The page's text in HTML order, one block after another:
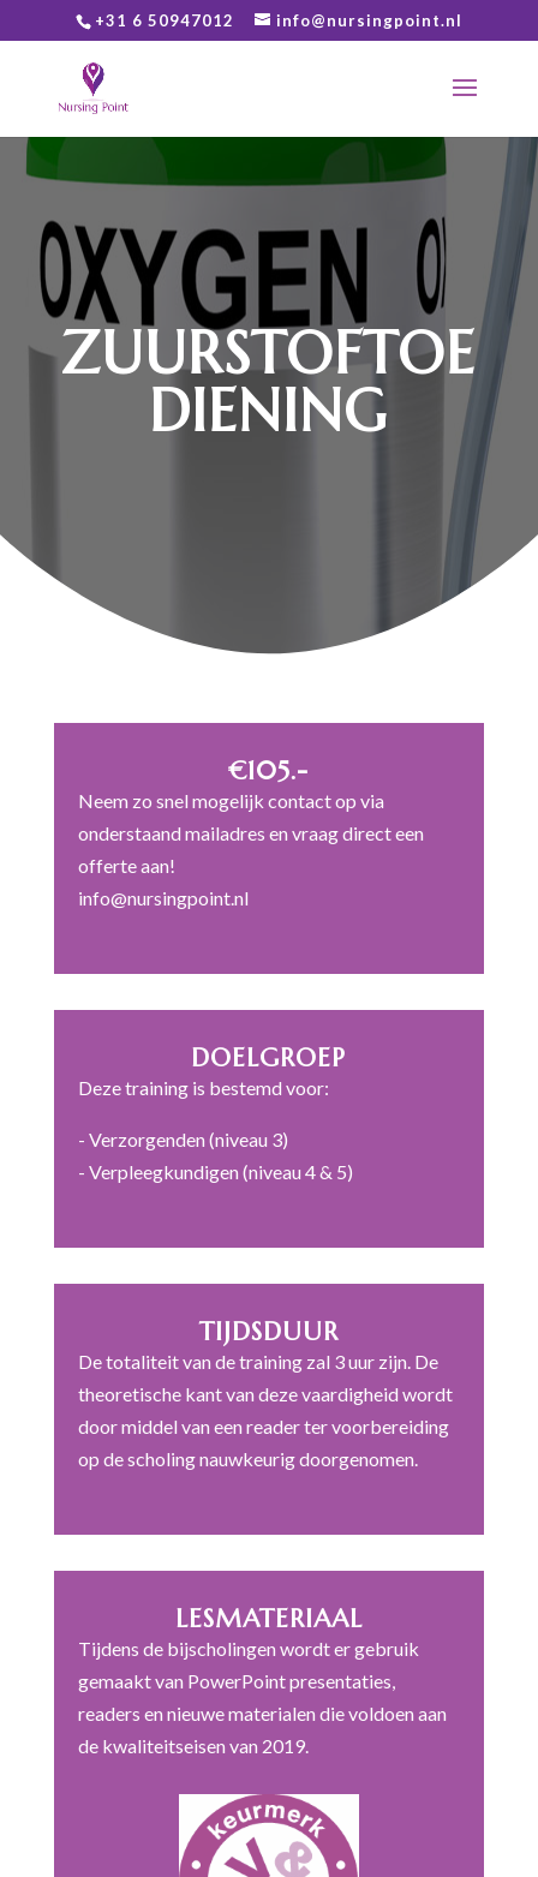
+31 6 50947012 info@nursingpoint.nl
ZUURSTOFTOE
DIENING
€105.-
Neem zo snel mogelijk contact op via
onderstaand mailadres en vraag direct een
offerte aan!
info@nursingpoint.nl
DOELGROEP
Deze training is bestemd voor:
- Verzorgenden (niveau 3)
- Verpleegkundigen (niveau 4 & 5)
TIJDSDUUR
De totaliteit van de training zal 3 uur zijn. De
theoretische kant van deze vaardigheid wordt
door middel van een reader ter voorbereiding
op de scholing nauwkeurig doorgenomen.
LESMATERIAAL
Tijdens de bijscholingen wordt er gebruik
gemaakt van PowerPoint presentaties,
readers en nieuwe materialen die voldoen aan
de kwaliteitseisen van 2019.